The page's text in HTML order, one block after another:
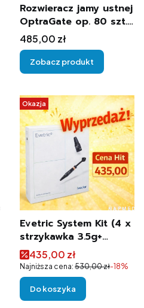
Rozwieracz jamy ustnej
OptraGate op. 80 szt.
Ivoclar
Cena
485,00 zł
Zobacz produkt
Okazja
Evetric System Kit (4 x
strzykawka 3.5g+
Evetric Bond 1 x 6 g)
Ivoclar
Cena promocyjna
435,00 zł
Najniższa cena: 530,00 zł-18%
Do koszyka